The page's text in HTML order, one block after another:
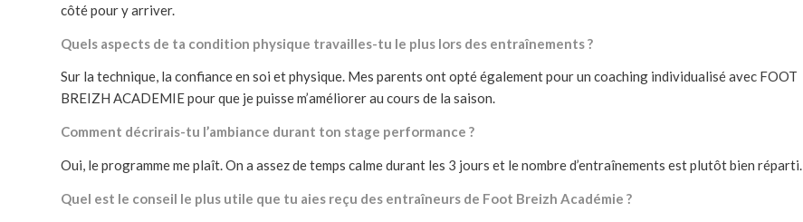
côté pour y arriver.
Quels aspects de ta condition physique travailles-tu le plus lors des entraînements ?
Sur la technique, la confiance en soi et physique. Mes parents ont opté également pour un coaching individualisé avec FOOT
BREIZH ACADEMIE pour que je puisse m’améliorer au cours de la saison.
Comment décrirais-tu l’ambiance durant ton stage performance ?
Oui, le programme me plaît. On a assez de temps calme durant les 3 jours et le nombre d’entraînements est plutôt bien réparti.
Quel est le conseil le plus utile que tu aies reçu des entraîneurs de Foot Breizh Académie ?